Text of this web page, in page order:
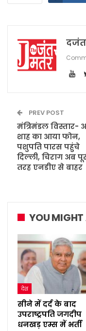
PREV POST
मंत्रिमंडल विस्तार-
शाह का आया फोन,
पशुपति पारस पहुंचे
दिल्ली, चिराग अब
तरह एनडीए से बाहर
YOU MIGHT
देश
सीने में दर्द के बाद
उपराष्ट्रपति जगदीप
धनखड़ एम्स में भर्ती